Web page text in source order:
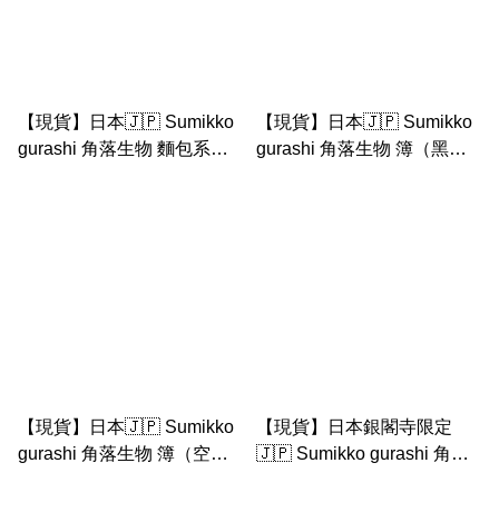
【現貨】日本🇯🇵 Sumikko
gurashi 角落生物 麵包系列-
【現貨】日本🇯🇵 Sumikko
gurashi 角落生物 簿（黑色
【現貨】日本🇯🇵 Sumikko
gurashi 角落生物 簿（空白
【現貨】日本銀閣寺限定
🇯🇵 Sumikko gurashi 角落